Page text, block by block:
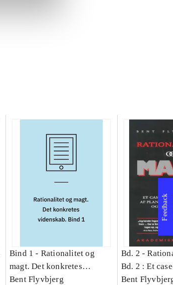
Bind 1 - Rationalitet og
magt. Det konkretes
videnskab. Bind 1
Bent Flyvbjerg
Bd. 2 -
Bd. 2 : Et
studie af
Bent
Feedback